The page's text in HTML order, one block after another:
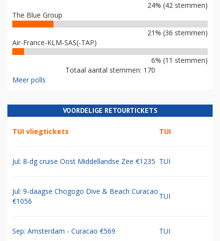
24% (42 stemmen)
The Blue Group
21% (36 stemmen)
Air-France-KLM-SAS(-TAP)
6% (11 stemmen)
Totaal aantal stemmen: 170
Meer polls
VOORDELIGE RETOURTICKETS
TUI vliegtickets TUI
Jul: 8-dg cruise Oost Middellandse Zee €1235 TUI
Jul: 9-daagse Chogogo Dive & Beach Curacao
€1056
TUI
Sep: Amsterdam - Curacao €569 TUI